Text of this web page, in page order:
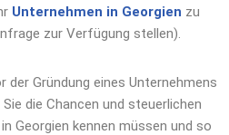
Unternehmen in Georgien zu
zur Verfügung stellen).
der Gründung eines Unternehmens
die Chancen und steuerlichen
Georgien kennen müssen und so